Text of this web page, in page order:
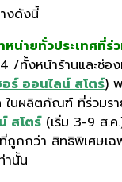
งดังนี้
หน่ายทั่วประเทศที่ร่
/ทั้งหน้าร้านและช่อ
อร์ ออนไลน์ สโตร์)
ในผลิตภัณฑ์ ที่ร่วมร
สโตร์ (เริ่ม 3-9 ส.
กกว่า สิทธิพิเศษเฉพ
านั้น